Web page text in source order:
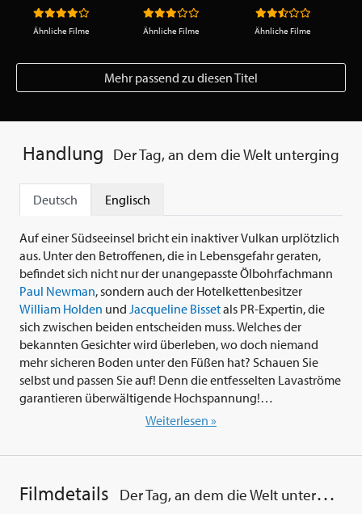
Ähnliche Filme Ähnliche Filme Ähnliche Filme
Mehr passend zu diesen Titel
Handlung Der Tag, an dem die Welt unterging
Deutsch Englisch
Auf einer Südseeinsel bricht ein inaktiver Vulkan urplötzlich
aus. Unter den Betroffenen, die in Lebensgefahr geraten,
befindet sich nicht nur der unangepasste Ölbohrfachmann
Paul Newman, sondern auch der Hotelkettenbesitzer
William Holden und Jacqueline Bissetals PR-Expertin, die
sich zwischen beiden entscheiden muss. Welches der
bekannten Gesichter wird überleben, wo doch niemand
mehr sicheren Boden unter den Füßen hat? Schauen Sie
selbst und passen Sie auf! Denn die entfesselten Lavaströme
garantieren überwältigende Hochspannung!
Nebenhandlungen voller Leidenschaft, Habgier und
Menge feuerglühender Spezialeffekte. Irwin Allen, der zuvor
schon 'Poseidon Inferno - Die Höllenfahrt der Poseidon'
Weiterlesen »
Filmdetails Der Tag, an dem die Welt unterging